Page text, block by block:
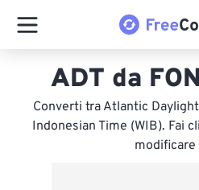
ADT da
Converti tra Atlantic
Indonesian Time (WIB). Fai
modificare